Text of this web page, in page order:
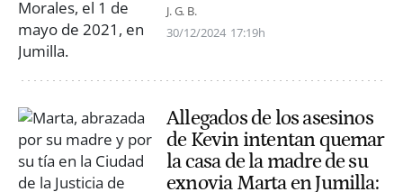
J. G. B.
30/12/2024 17:19h
Allegados de los asesinos
de Kevin intentan quemar
la casa de la madre de su
exnovia Marta en Jumilla: